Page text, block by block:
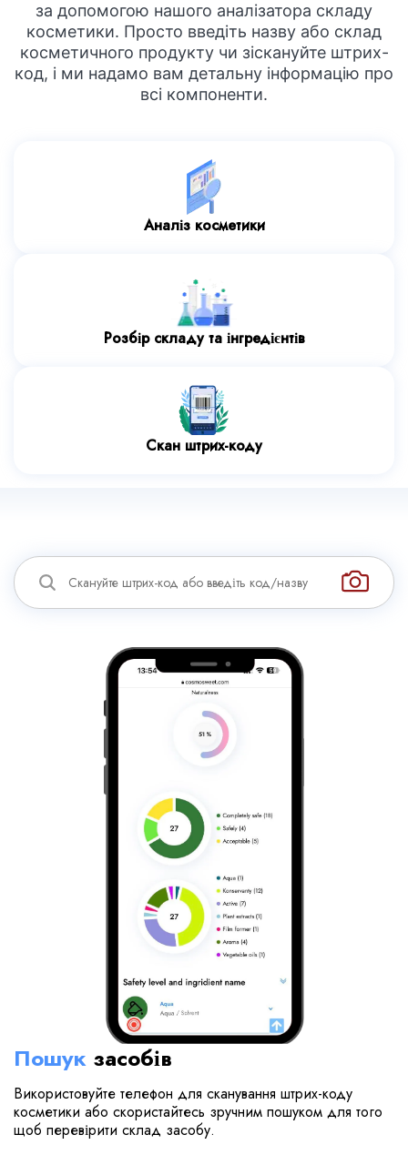
за допомогою нашого аналізатора складу
косметики. Просто введіть назву або склад
косметичного продукту чи зіскануйте штрих-
код, і ми надамо вам детальну інформацію про
всі компоненти.
Аналіз косметики
Розбір складу та інгредієнтів
Скан штрих-коду
Пошук засобів
Використовуйте телефон для сканування штрих-коду
косметики або скористайтесь зручним пошуком для того
щоб перевірити склад засобу.